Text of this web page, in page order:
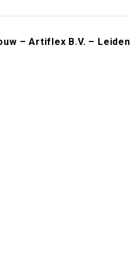
– Artiflex B.V. – Leiden